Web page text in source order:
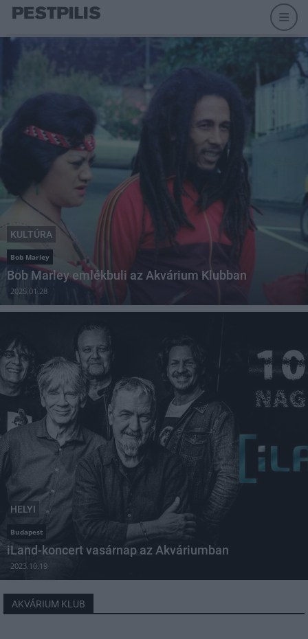
KULTÚRA
Bob Marley
Bob Marley emlékbuli az Akvárium Klubban
2025.01.28
HELYI
Budapest
iLand-koncert vasárnap az Akváriumban
2023.10.19
AKVÁRIUM KLUB